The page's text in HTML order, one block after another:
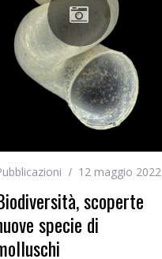
12 maggio 2022
scoperte
specie di
riconoscimenti
robotica ascolta la voce dei